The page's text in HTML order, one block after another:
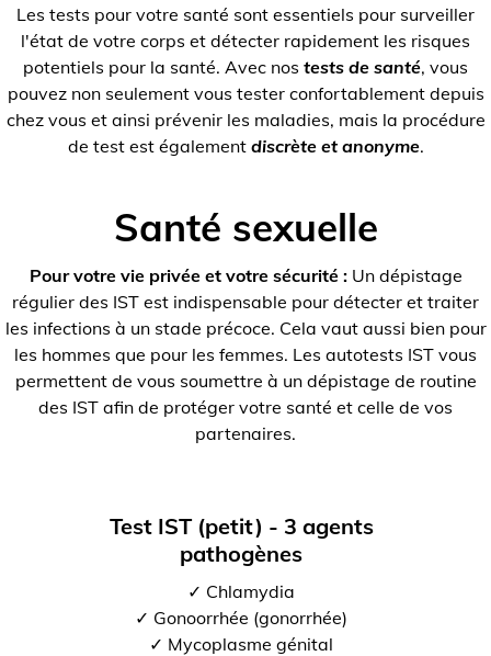
Les tests pour votre santé sont essentiels pour surveiller
l'état de votre corps et détecter rapidement les risques
potentiels pour la santé. Avec nos tests de santé, vous
pouvez non seulement vous tester confortablement depuis
chez vous et ainsi prévenir les maladies, mais la procédure
de test est également discrète et anonyme.
Santé sexuelle
Pour votre vie privée et votre sécurité :Un dépistage
régulier des IST est indispensable pour détecter et traiter
les infections à un stade précoce. Cela vaut aussi bien pour
les hommes que pour les femmes. Les autotests IST vous
permettent de vous soumettre à un dépistage de routine
des IST afin de protéger votre santé et celle de vos
partenaires.
Test IST (petit) - 3 agents
pathogènes
✓ Chlamydia
✓ Gonoorrhée (gonorrhée)
✓ Mycoplasme génital